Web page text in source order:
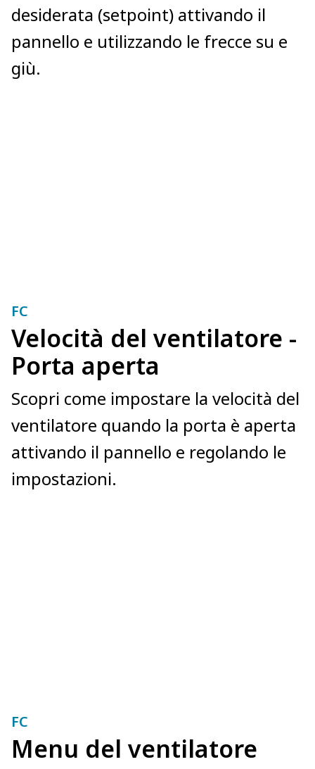
desiderata (setpoint) attivando il
pannello e utilizzando le frecce su e
giù.
Velocità del ventilatore -
Porta aperta
FC
Scopri come impostare la velocità del
ventilatore quando la porta è aperta
attivando il pannello e regolando le
impostazioni.
Menu del ventilatore
FC